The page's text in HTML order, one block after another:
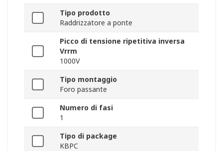
Tipo prodotto
Raddrizzatore a ponte
Picco di tensione ripetitiva inversa
Vrrm
1000V
Tipo montaggio
Foro passante
Numero di fasi
1
Tipo di package
KBPC